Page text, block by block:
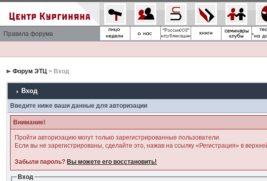
Правила форума
Форум ЭТЦ > Вход
Вход
Введите ниже ваши данные для авторизации
Внимание!
Пройти авторизацию могут только зарегистрированные пользователи.
Если вы не зарегистрированы, сделайте это, нажав на ссылку «Регистрация» в
Забыли пароль? Вы можете его восстановить!
Вход